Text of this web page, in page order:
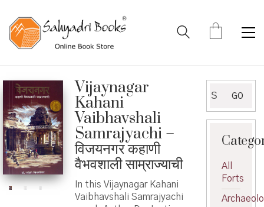
Vijaynagar
Kahani
Vaibhavshali
Samrajyachi –
विजयनगर कहाणी
वैभवशाली साम्राज्याची
In this Vijaynagar Kahani
Vaibhavshali Samrajyachi
for:
GO
All
Forts